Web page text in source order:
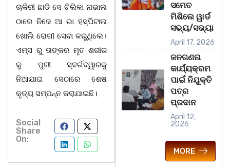
ଚାକିରୀ ଛାଡି ସେ ଚିଲିକା ନାଭାଲ
ଠାରେ ନିଜେ ଆ ଭା ହସ୍ପିଟାଲ
ଖୋଲି ରୋଗୀ ସେବା କରୁଥିଲେ।
ଏମ୍ସ ରୁ ତାଙ୍କର ମୃତ ଶରୀର
କୁ ପୁରୀ ସ୍ବର୍ଗଦ୍ୱାରକୁ
ନିଆଯାଇ ସେଠାରେ ଶେଷ
କୃତ୍ୟ ସମ୍ପନ୍ନ କରାଯାଇଛି।
Social
Share
On:
ସମେତ
ମିଶିଲେ ୱାର୍ଡ
ସଭ୍ୟ/ସଭ୍ୟା
April 17, 2026
ଜନଗଣନା
କାର୍ଯ୍ୟକ୍ରମ
ପାଇଁ ନିଯୁକ୍ତି
ପତ୍ର
ପ୍ରଦାନ
April 12,
2026
MORE